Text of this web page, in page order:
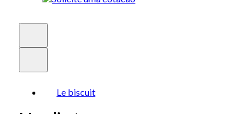
Le biscuit